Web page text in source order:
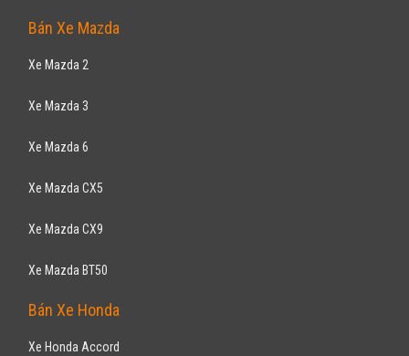
Bán Xe Mazda
Xe Mazda 2
Xe Mazda 3
Xe Mazda 6
Xe Mazda CX5
Xe Mazda CX9
Xe Mazda BT50
Bán Xe Honda
Xe Honda Accord